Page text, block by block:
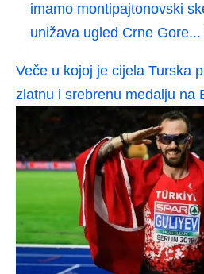
imamo montipajtonovski
unižava ugled Crne Gore...
Veče u kojoj je cijela Turska
zlatnu i srebrenu medalju na